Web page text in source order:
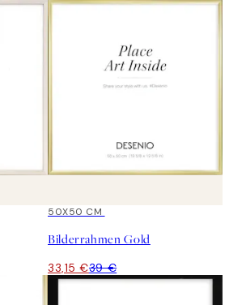
15%*
50X50 CM
Bilderrahmen Gold
33,15 €39 €